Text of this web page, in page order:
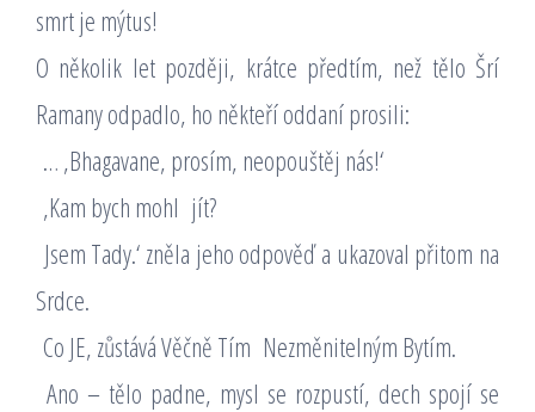
smrt je mýtus!
O několik let později, krátce předtím, než tělo Šrí
Ramany odpadlo, ho někteří oddaní prosili:
… ‚Bhagavane, prosím, neopouštěj nás!‘
‚Kam bych mohl jít?
Jsem Tady.‘ zněla jeho odpověď a ukazoval přitom na
Srdce.
Co JE, zůstává Věčně Tím Nezměnitelným Bytím.
Ano – tělo padne, mysl se rozpustí, dech spojí se